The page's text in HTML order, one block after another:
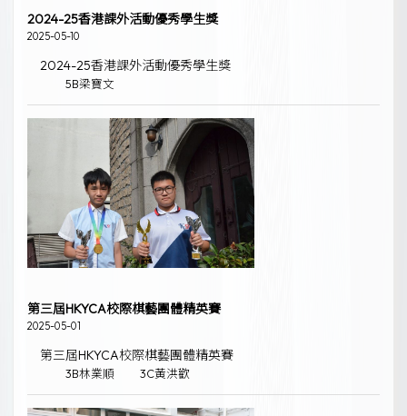
2024-25香港課外活動優秀學生獎
2025-05-10
2024-25香港課外活動優秀學生獎
5B梁寶文
第三屆HKYCA校際棋藝團體精英賽
2025-05-01
第三屆HKYCA校際棋藝團體精英賽
3B林業順 3C黃洪歡